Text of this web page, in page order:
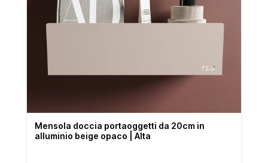
Mensola doccia portaoggetti da 20cm in
alluminio beige opaco | Alta